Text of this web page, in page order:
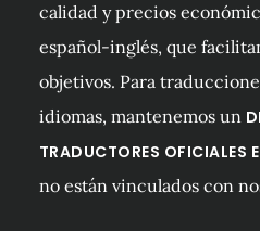
calidad y precios
español-inglés, que
objetivos. Para
idiomas, mantenemos un
TRADUCTORES OFICIALES
no están vinculados con